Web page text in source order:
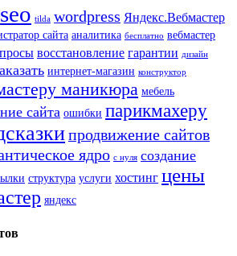
seo tilda wordpress Яндекс.Вебмастер
сайта аналитика бесплатно вебмастер
восстановление гарантии дизайн
интернет-магазин конструктор
маникюра мебель
сайта ошибки парикмахеру
продвижение сайтов
ядро с нуля создание
структура услуги хостинг цены
яндекс